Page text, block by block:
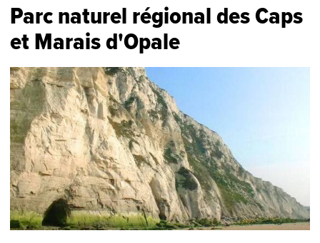
Parc naturel régional des Caps
et Marais d'Opale